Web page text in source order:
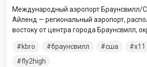
Международный аэропорт Браунсвилл/
Айленд — региональный аэропорт,
востоку от центра города Браунсвилл,
Plane 11 и X-Plane 12. Распаковывайте
вашему симулятору.
kbro браунсвилл сша x11
fly2high